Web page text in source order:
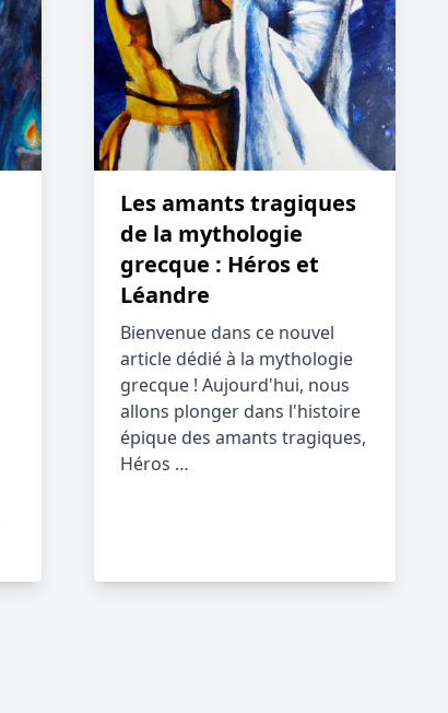
Les amants tragiques
de la mythologie
grecque : Héros et
Léandre
Bienvenue dans ce nouvel
article dédié à la mythologie
grecque ! Aujourd'hui, nous
allons plonger dans l'histoire
épique des amants tragiques,
Héros …